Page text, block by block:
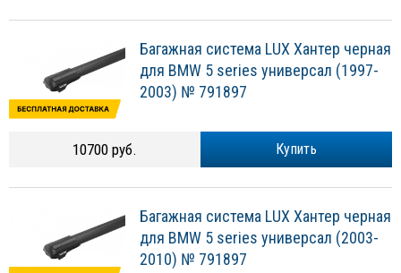
Багажная система LUX Хантер черная
для BMW 5 series универсал (1997-
2003) № 791897
Купить
10700 руб.
Багажная система LUX Хантер черная
для BMW 5 series универсал (2003-
2010) № 791897